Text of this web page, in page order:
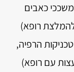
כאבים
רופא)
הרפיה,
עם רופא)